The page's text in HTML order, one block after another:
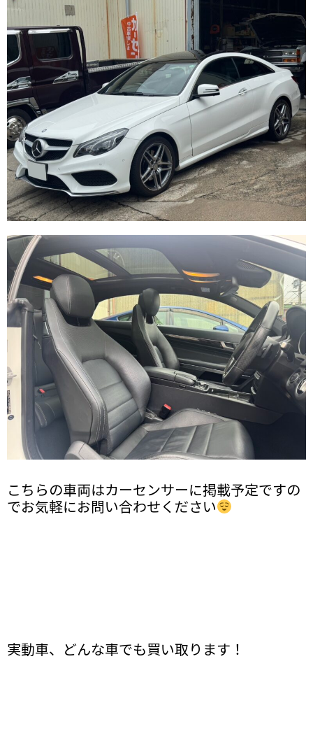
こちらの車両はカーセンサーに掲載予定ですの
でお気軽にお問い合わせください
実動車、どんな車でも買い取ります！